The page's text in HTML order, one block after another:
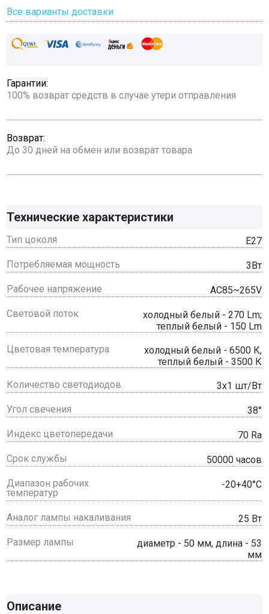
Все варианты доставки
Гарантии:
100% возврат средств в случае утери отправления
Возврат:
До 30 дней на обмен или возврат товара
Технические характеристики
Тип цоколя Е27
Потребляемая мощность 3Вт
Рабочее напряжение AC85~265V
Световой поток
холодный белый - 270 Lm;
теплый белый - 150 Lm
Цветовая температура
холодный белый - 6500 К,
теплый белый - 3500 К
Количество светодиодов
3х1 шт/Вт
Угол свечения 38°
Индекс цветопередачи 70 Ra
Срок службы 50000 часов
Диапазон рабочих
температур
-20+40°C
Аналог лампы накаливания 25 Вт
Размер лампы
диаметр - 50 мм, длина - 53
мм
Описание